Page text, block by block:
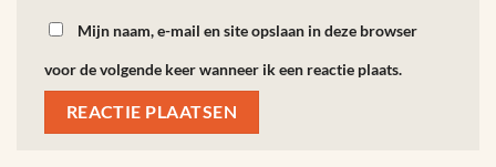
Mijn naam, e-mail en site opslaan in deze browser
voor de volgende keer wanneer ik een reactie plaats.